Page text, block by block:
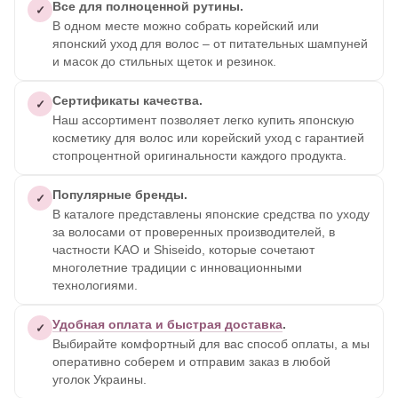
✓
Все для полноценной рутины.
В одном месте можно собрать корейский или
японский уход для волос – от питательных шампуней
и масок до стильных щеток и резинок.
✓
Сертификаты качества.
Наш ассортимент позволяет легко купить японскую
косметику для волос или корейский уход с гарантией
стопроцентной оригинальности каждого продукта.
✓
Популярные бренды.
В каталоге представлены японские средства по уходу
за волосами от проверенных производителей, в
частности KAO и Shiseido, которые сочетают
многолетние традиции с инновационными
технологиями.
✓ Удобная оплата и быстрая доставка.
Выбирайте комфортный для вас способ оплаты, а мы
оперативно соберем и отправим заказ в любой
уголок Украины.